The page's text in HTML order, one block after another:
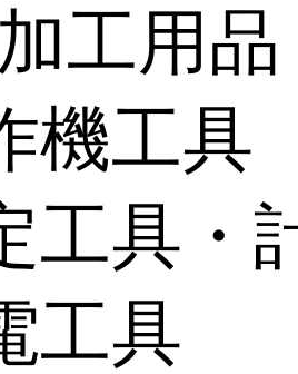
工用品
機工具
工具・
工具